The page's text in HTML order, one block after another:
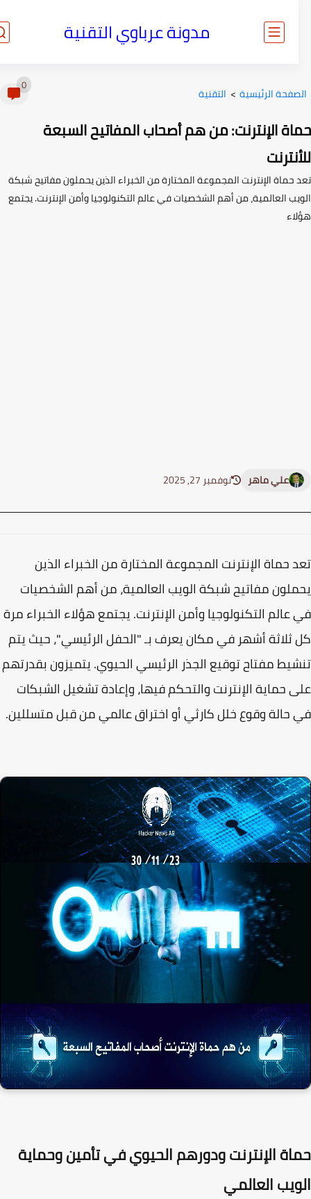
مدونة عرباوي التقنية
الرئيسية> التقنية
الإنترنت: من هم أصحاب المفاتيح السبعة
حماة الإنترنت المجموعة المختارة من الخبراء الذين يحملون مفاتيح شبكة
العالمية، من أهم الشخصيات في عالم التكنولوجيا وأمن الإنترنت. يجتمع
علي ماهر نوفمبر 27, 2025
حماة الإنترنت المجموعة المختارة من الخبراء الذين
مفاتيح شبكة الويب العالمية، من أهم الشخصيات
التكنولوجيا وأمن الإنترنت. يجتمع هؤلاء الخبراء مرة
أشهر في مكان يعرف بـ "الحفل الرئيسي"، حيث يتم
مفتاح توقيع الجذر الرئيسي الحيوي. يتميزون بقدرتهم
حماية الإنترنت والتحكم فيها، وإعادة تشغيل الشبكات
وقوع خلل كارثي أو اختراق عالمي من قبل متسللين.
الإنترنت ودورهم الحيوي في تأمين وحماية
العالمي